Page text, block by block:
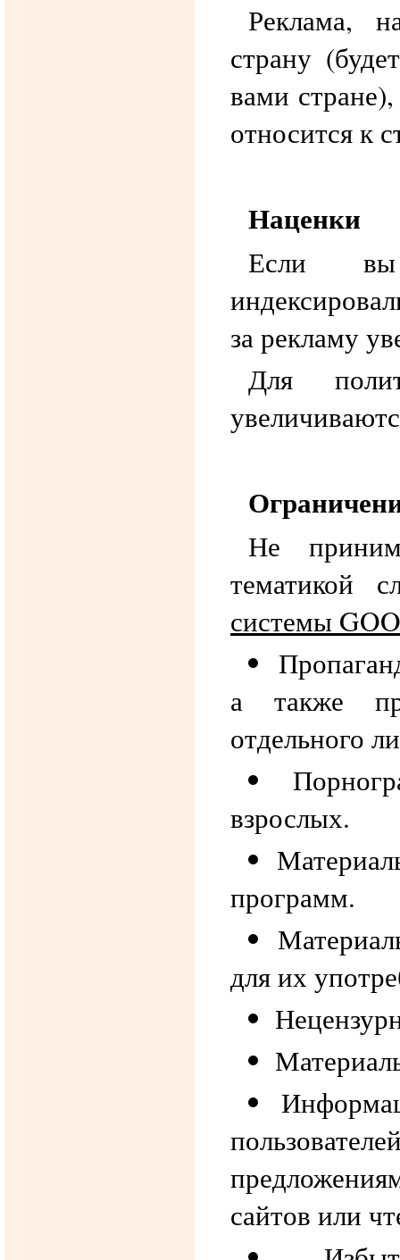
Реклама,
страну
вами
относится к
Наценки
Если
за рекламу
Для
Не
тематикой
системы
а также
отдельного
взрослых.
программ.
для их
сайтов или